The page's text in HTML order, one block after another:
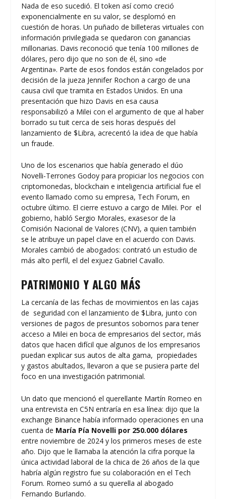
Nada de eso sucedió. El token así como creció
exponencialmente en su valor, se desplomó en
cuestión de horas. Un puñado de billeteras virtuales con
información privilegiada se quedaron con ganancias
millonarias. Davis reconoció que tenía 100 millones de
dólares, pero dijo que no son de él, sino «de
Argentina». Parte de esos fondos están congelados por
decisión de la jueza Jennifer Rochon a cargo de una
causa civil que tramita en Estados Unidos. En una
presentación que hizo Davis en esa causa
responsabilizó a Milei con el argumento de que al haber
borrado su tuit cerca de seis horas después del
lanzamiento de $Libra, acrecentó la idea de que había
un fraude.
Uno de los escenarios que había generado el dúo
Novelli-Terrones Godoy para propiciar los negocios con
criptomonedas, blockchain e inteligencia artificial fue el
evento llamado como su empresa, Tech Forum, en
octubre último. El cierre estuvo a cargo de Milei. Por el
gobierno, habló Sergio Morales, exasesor de la
Comisión Nacional de Valores (CNV), a quien también
se le atribuye un papel clave en el acuerdo con Davis.
Morales cambió de abogados: contrató un estudio de
más alto perfil, el del exjuez Gabriel Cavallo.
PATRIMONIO Y ALGO MÁS
La cercanía de las fechas de movimientos en las cajas
de seguridad con el lanzamiento de $Libra, junto con
versiones de pagos de presuntos sobornos para tener
acceso a Milei en boca de empresarios del sector, más
datos que hacen difícil que algunos de los empresarios
puedan explicar sus autos de alta gama, propiedades
y gastos abultados, llevaron a que se pusiera parte del
foco en una investigación patrimonial.
Un dato que mencionó el querellante Martín Romeo en
una entrevista en C5N entraría en esa línea: dijo que la
exchange Binance había informado operaciones en una
cuenta de María Pía Novelli por 250.000 dólares
entre noviembre de 2024 y los primeros meses de este
año. Dijo que le llamaba la atención la cifra porque la
única actividad laboral de la chica de 26 años de la que
habría algún registro fue su colaboración en el Tech
Forum. Romeo sumó a su querella al abogado
Fernando Burlando.